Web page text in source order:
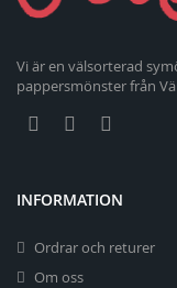
Vi är en välsorterad
pappersmönster från
INFORMATION
Ordrar och returer
Om oss